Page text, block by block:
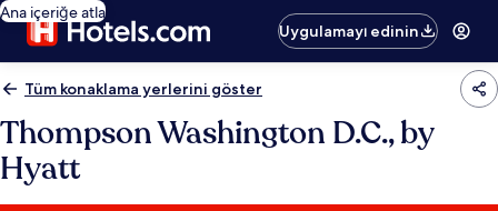
Ana içeriğe atla
Uygulamayı edinin
Tüm konaklama yerlerini göster
Thompson Washington D.C., by
Hyatt